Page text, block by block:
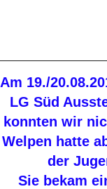
Am 19./
LG Süd
konnten wir
Welpen hatte
der
Sie bekam